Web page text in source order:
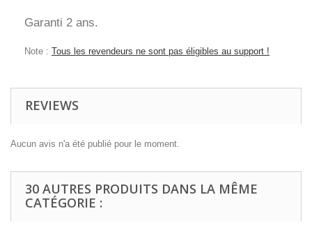
Garanti 2 ans.
Note : Tous les revendeurs ne sont pas éligibles au support !
REVIEWS
Aucun avis n'a été publié pour le moment.
30 AUTRES PRODUITS DANS LA MÊME
CATÉGORIE :